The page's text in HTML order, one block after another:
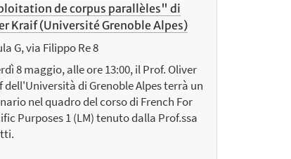
de corpus parallèles" di
Kraif (Université Grenoble Alpes)
G, via Filippo Re 8
8 maggio, alle ore 13:00, il Prof. Oliver
dell'Università di Grenoble Alpes terrà un
nel quadro del corso di French For
Purposes 1 (LM) tenuto dalla Prof.ssa